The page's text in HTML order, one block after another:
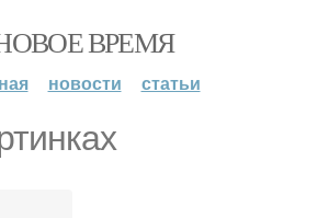
ВРЕМЯ
новости статьи